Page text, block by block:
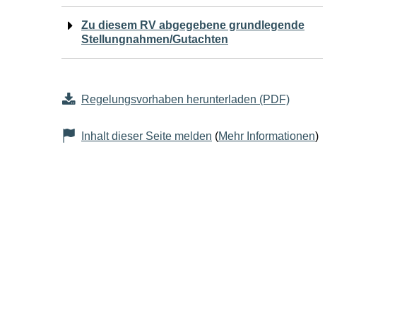
Seiteninhalt
Zu diesem RV abgegebene grundlegende
Stellungnahmen/Gutachten
Regelungsvorhaben herunterladen (PDF)
Inhalt dieser Seite melden (Mehr Informationen)